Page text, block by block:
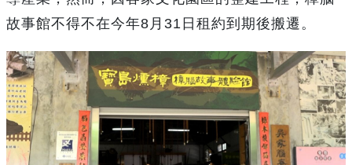
故事館不得不在今年8月31日租約到期後搬遷。